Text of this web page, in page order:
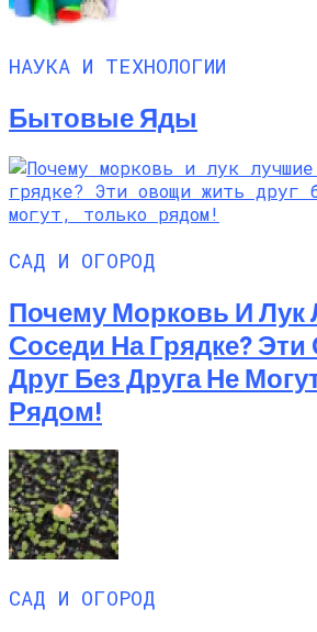
НАУКА И ТЕХНОЛОГИИ
Бытовые Яды
САД И ОГОРОД
Почему Морковь И Лук
Соседи На Грядке?
Друг Без Друга Не
Рядом!
САД И ОГОРОД